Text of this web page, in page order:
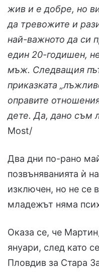
жив и е добре, но
да тревожите и
най-важното да си
един 20-годишен,
мъж. Следващия
приказката
оправите
дете. Да, дано съм
Most/
Два дни по-рано
позвъняванията ѝ
изключен, но не се
младежът няма
Оказа се, че
януари, след като
Пловдив за Стара